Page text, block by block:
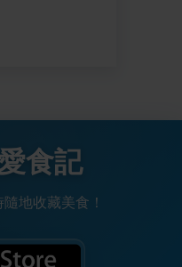
食記
地收藏美食！